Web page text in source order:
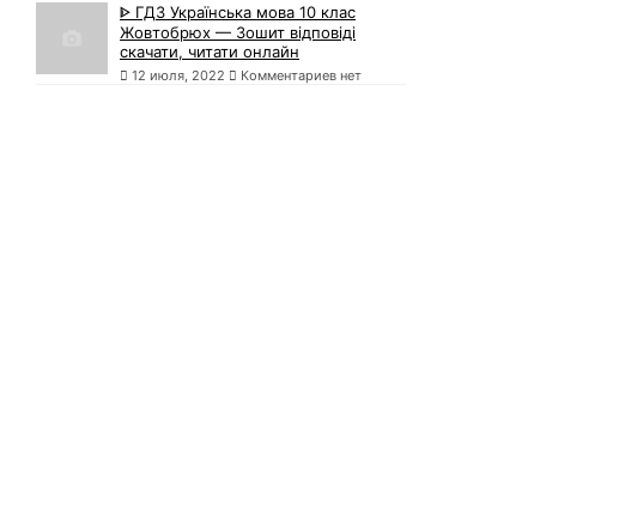
ᐈ ГДЗ Українська мова 10 клас
Жовтобрюх — Зошит відповіді
скачати, читати онлайн
12 июля, 2022 Комментариев нет